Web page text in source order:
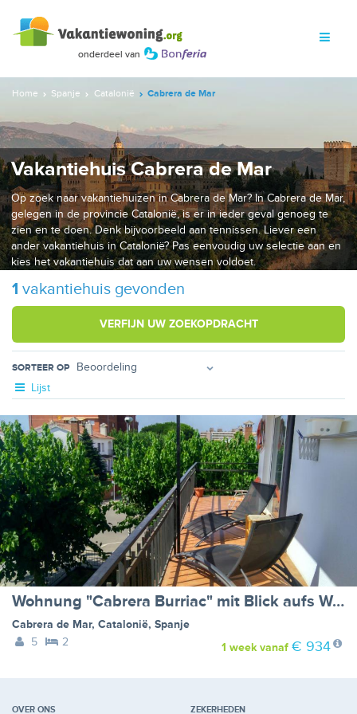
Home Spanje Catalonië Cabrera de Mar
Vakantiehuis Cabrera de Mar
Op zoek naar vakantiehuizen in Cabrera de Mar? In Cabrera de Mar,
gelegen in de provincie Catalonië, is er in ieder geval genoeg te
zien en te doen. Denk bijvoorbeeld aan tennissen. Liever een
ander vakantiehuis in Catalonië? Pas eenvoudig uw selectie aan en
kies het vakantiehuis dat aan uw wensen voldoet.
1 vakantiehuis gevonden
VERFIJN UW ZOEKOPDRACHT
SORTEER OP
Lijst
Wohnung "Cabrera Burriac" mit Blick aufs Wasser
Cabrera de Mar, Catalonië, Spanje
5
2 1 weekvanaf € 934
OVER ONS ZEKERHEDEN